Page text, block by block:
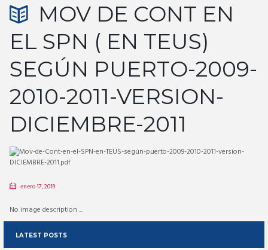
MOV DE CONT EN
EL SPN ( EN TEUS)
SEGÚN PUERTO-2009-
2010-2011-VERSION-
DICIEMBRE-2011
enero 17, 2019
No image description ...
LATEST POSTS